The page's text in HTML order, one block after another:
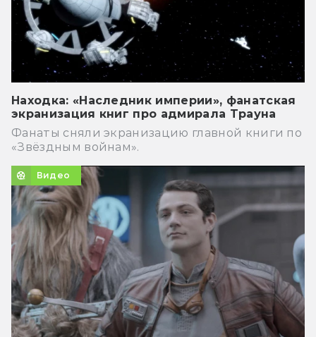
Находка: «Наследник империи», фанатская
экранизация книг про адмирала Трауна
Фанаты сняли экранизацию главной книги по
«Звёздным войнам».
Видео